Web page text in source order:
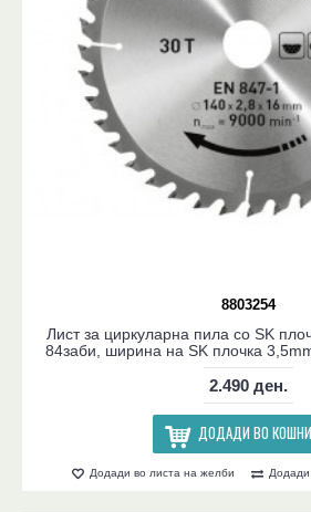
8803254
Лист за циркуларна пила со SK
84заби, ширина на SK плочка
2.490 ден.
ДОДАДИ ВО
Додади во листа на желби Додади